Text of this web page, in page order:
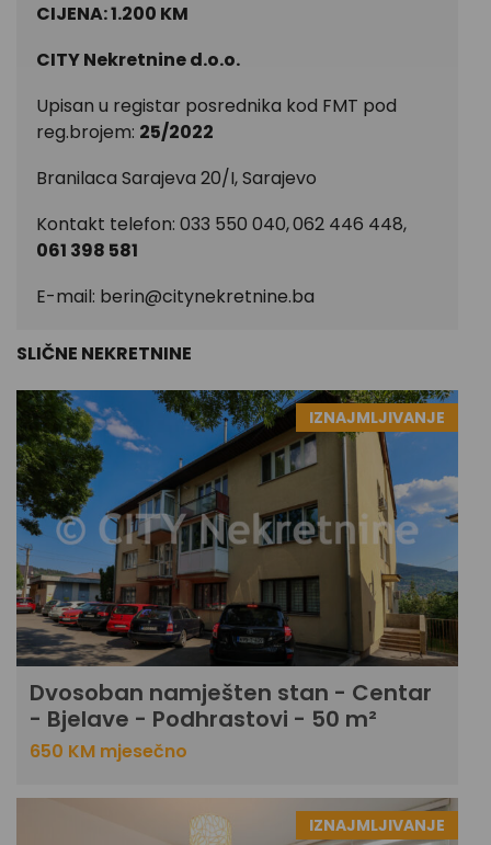
CIJENA: 1.200 KM
CITY Nekretnine d.o.o.
Upisan u registar posrednika kod FMT pod
reg.brojem: 25/2022
Branilaca Sarajeva 20/I, Sarajevo
Kontakt telefon: 033 550 040,062 446 448,
061 398 581
E-mail: berin@citynekretnine.ba
SLIČNE NEKRETNINE
IZNAJMLJIVANJE
Dvosoban namješten stan - Centar
- Bjelave - Podhrastovi - 50 m²
650 KM mjesečno
IZNAJMLJIVANJE